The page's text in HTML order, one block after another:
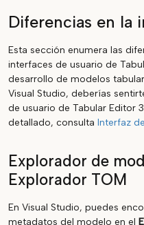
Diferencias en la
Esta sección enumera las
interfaces de usuario de
desarrollo de modelos
Visual Studio, deberías
de usuario de Tabular Editor
detallado, consulta Interfaz
Explorador de
Explorador TOM
En Visual Studio, puedes
metadatos del modelo en el